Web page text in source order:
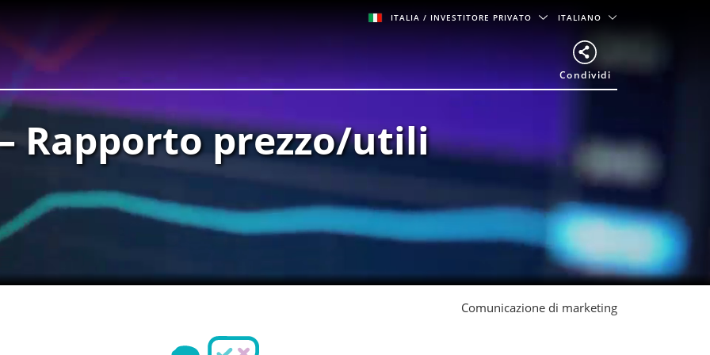
ITALIA/ INVESTITORE PRIVATO ITALIANO
Condividi
Rapporto prezzo/utili
Comunicazione di marketing